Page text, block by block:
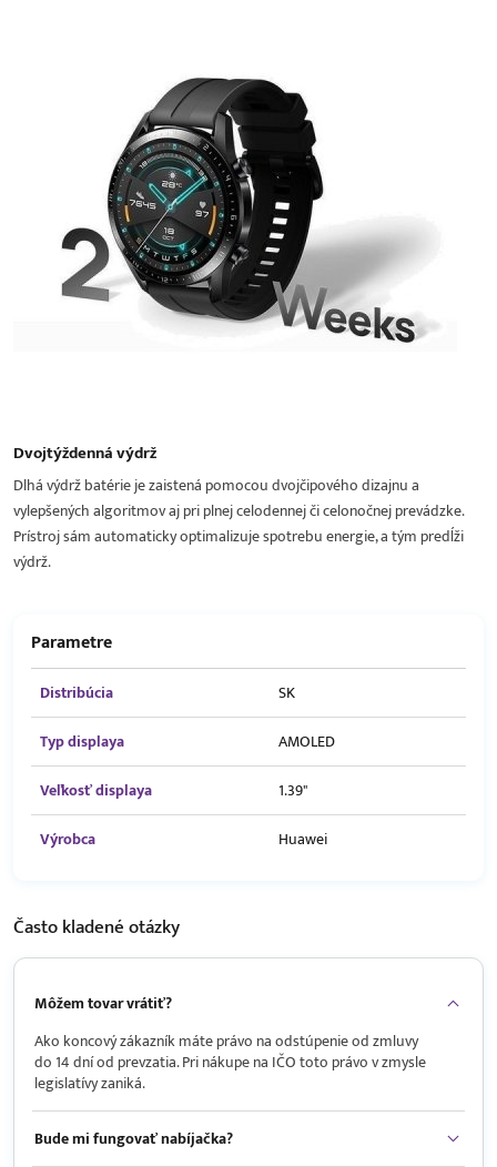
Dvojtýždenná výdrž
Dlhá výdrž batérie je zaistená pomocou dvojčipového dizajnu a
vylepšených algoritmov aj pri plnej celodennej či celonočnej prevádzke.
Prístroj sám automaticky optimalizuje spotrebu energie, a tým predĺži
výdrž.
Parametre
Distribúcia
SK
Typ displaya
AMOLED
Veľkosť displaya
1.39"
Výrobca
Huawei
Často kladenéotázky
Môžem tovar vrátiť?
Ako koncový zákazník máte právo na odstúpenie od zmluvy
do 14 dní od prevzatia. Pri nákupe na IČO toto právo v zmysle
legislatívy zaniká.
Bude mi fungovať nabíjačka?